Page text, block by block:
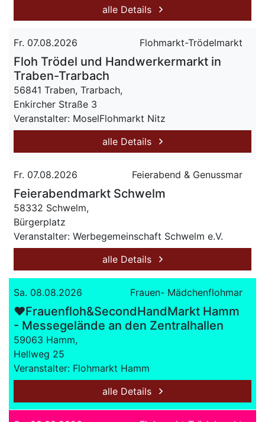
alle Details
Fr. 07.08.2026 Flohmarkt-Trödelmarkt
Floh Trödel und Handwerkermarkt in
Traben-Trarbach
56841 Traben, Trarbach,
Enkircher Straße 3
Veranstalter: MoselFlohmarkt Nitz
alle Details
Fr. 07.08.2026 Feierabend & Genussmar
Feierabendmarkt Schwelm
58332 Schwelm,
Bürgerplatz
Veranstalter: Werbegemeinschaft Schwelm e.V.
alle Details
Sa. 08.08.2026 Frauen- Mädchenflohmar
❤Frauenfloh&SecondHandMarkt Hamm
- Messegelände an den Zentralhallen
59063 Hamm,
Hellweg 25
Veranstalter: Flohmarkt Hamm
alle Details